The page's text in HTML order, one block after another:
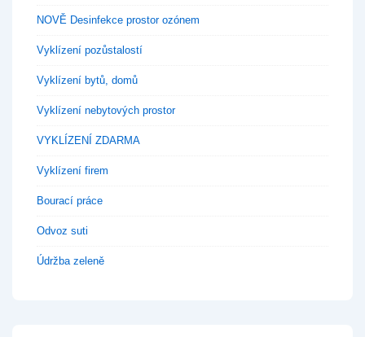
NOVĚ Desinfekce prostor ozónem
Vyklízení pozůstalostí
Vyklízení bytů, domů
Vyklízení nebytových prostor
VYKLÍZENÍ ZDARMA
Vyklízení firem
Bourací práce
Odvoz suti
Údržba zeleně